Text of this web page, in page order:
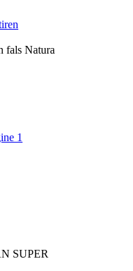
fals Natura
SUPER